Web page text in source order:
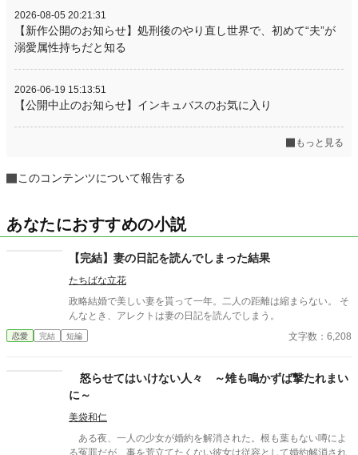
2026-08-05 20:21:31
【新作公開のお知らせ】処刑後のやり直し世界で、初めて“夫”が
溺愛属性持ちだと知る
2026-06-19 15:13:51
【公開中止のお知らせ】インキュバスのお気に入り
もっと見る
このコンテンツについて報告する
あなたにおすすめの小説
【完結】妻の日記を読んでしまった結果
たちばな立花
政略結婚で美しい妻を貰って一年。二人の距離は縮まらない。 そ
んなとき、アレクトは妻の日記を読んでしまう。
恋愛 完結 短編 文字数：6,208
怒らせてはいけない人々 ～雉も鳴かずば撃たれまい
に～
美袋和仁
ある夜、一人の少女が婚約を解消された。根も葉もない噂によ
る冤罪だが、事を荒立てたくない彼女は従容として婚約解消され